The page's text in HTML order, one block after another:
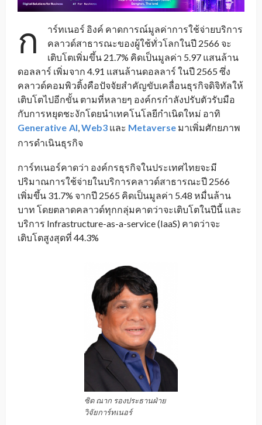
ก
าร์ทเนอร์ อิงค์ คาดการณ์มูลค่าการใช้จ่ายบริการ
คลาวด์สาธารณะของผู้ใช้ทั่วโลกในปี 2566 จะ
เติบโตเพิ่มขึ้น 21.7% คิดเป็นมูลค่า 5.97 แสนล้าน
ดอลลาร์ เพิ่มจาก 4.91 แสนล้านดอลลาร์ ในปี 2565 ซึ่ง
คลาวด์คอมพิวติ้งคือปัจจัยสำคัญขับเคลื่อนธุรกิจดิจิทัลให้
เติบโตไปอีกขั้น ตามที่หลายๆ องค์กรกำลังปรับตัวรับมือ
กับการหยุดชะงักโดยนำเทคโนโลยีกำเนิดใหม่ อาทิ
Generative AI,Web3 และ Metaverse มาเพิ่มศักยภาพ
การดำเนินธุรกิจ
การ์ทเนอร์คาดว่า องค์กรธุรกิจในประเทศไทยจะมี
ปริมาณการใช้จ่ายในบริการคลาวด์สาธารณะปี 2566
เพิ่มขึ้น 31.7% จากปี 2565 คิดเป็นมูลค่า 5.48 หมื่นล้าน
บาท โดยตลาดคลาวด์ทุกกลุ่มคาดว่าจะเติบโตในปีนี้ และ
บริการ Infrastructure-as-a-service (IaaS) คาดว่าจะ
เติบโตสูงสุดที่ 44.3%
ซิด ณาก รองประธานฝ่าย
วิจัยการ์ทเนอร์